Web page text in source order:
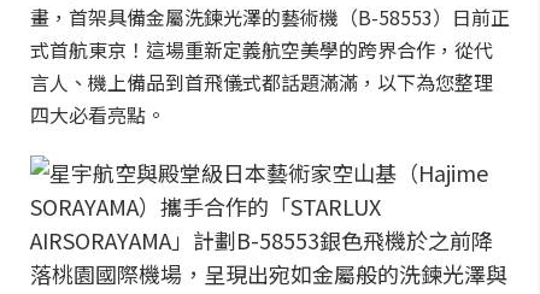
畫，首架具備金屬洗鍊光澤的藝術機（B-58553）日前正
式首航東京！這場重新定義航空美學的跨界合作，從代
言人、機上備品到首飛儀式都話題滿滿，以下為您整理
四大必看亮點。